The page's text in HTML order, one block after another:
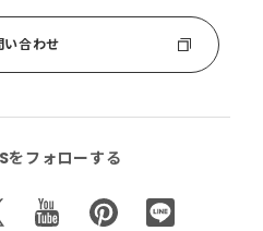
い合わせ
をフォローする